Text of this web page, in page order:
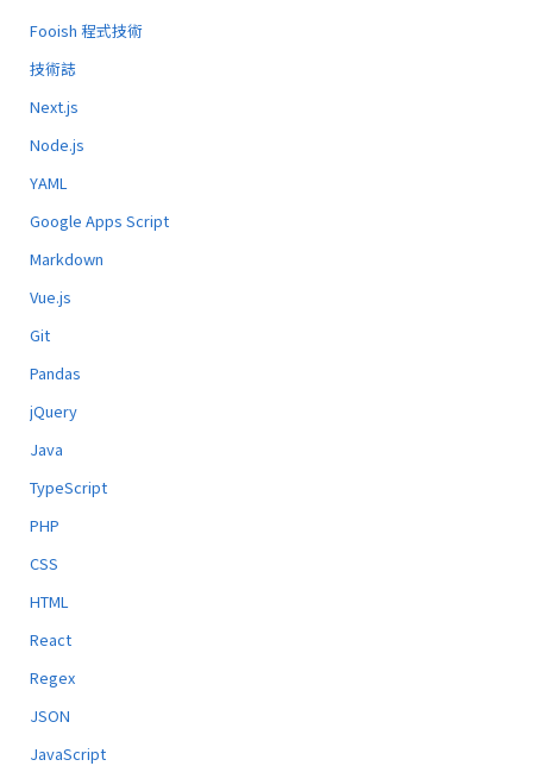
Fooish 程式技術
技術誌
Next.js
Node.js
YAML
Google Apps Script
Markdown
Vue.js
Git
Pandas
jQuery
Java
TypeScript
PHP
CSS
HTML
React
Regex
JSON
JavaScript